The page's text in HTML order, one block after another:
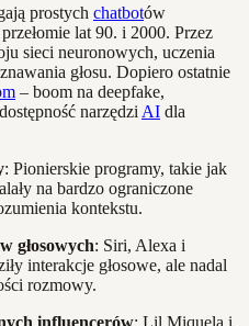
prostych chatbotów
lat 90. i 2000. Przez
sieci neuronowych, uczenia
głosu. Dopiero ostatnie
– boom na deepfake,
narzędzi AI dla
: Pionierskie programy, takie jak
na bardzo ograniczone
kontekstu.
głosowych: Siri, Alexa i
interakcje głosowe, ale nadal
rozmowy.